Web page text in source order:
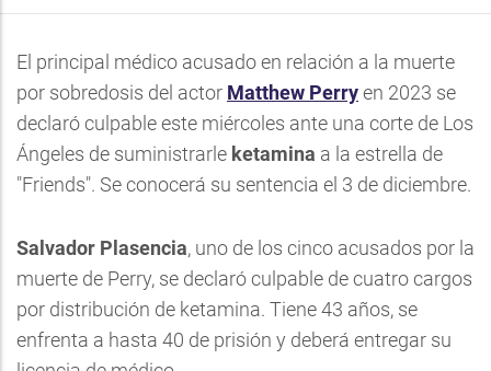
El principal médico acusado en relación a la muerte
por sobredosis del actor Matthew Perryen 2023 se
declaró culpable este miércoles ante una corte de Los
Ángeles de suministrarle ketamina a la estrella de
"Friends". Se conocerá su sentencia el 3 de diciembre.
Salvador Plasencia, uno de los cinco acusados por la
muerte de Perry, se declaró culpable de cuatro cargos
por distribución de ketamina. Tiene 43 años, se
enfrenta a hasta 40 de prisión y deberá entregar su